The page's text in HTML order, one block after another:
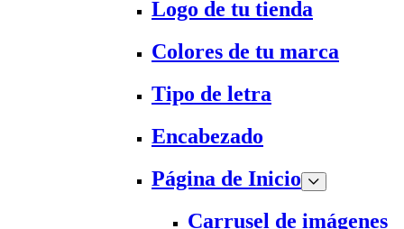
Logo de tu tienda
Colores de tu marca
Tipo de letra
Encabezado
Página de Inicio
Carrusel de imágenes